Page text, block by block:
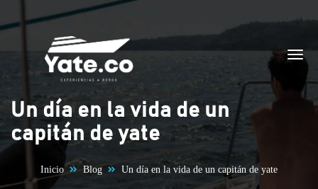
Saltar al contenido
Un día en la vida de un
capitán de yate
Inicio Blog Un día en la vida de un capitán de yate